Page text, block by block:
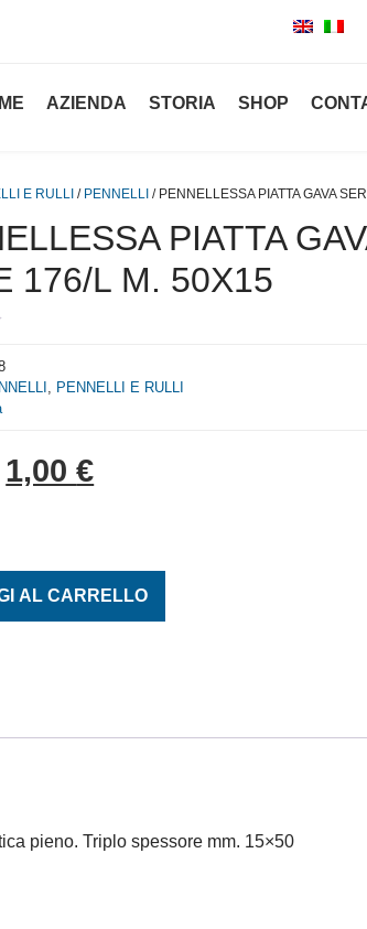
AZIENDA STORIA SHOP
E RULLI / PENNELLI / PENNELLESSA PIATTA GAVA
PIATTA
176/L M. 50X15
, PENNELLI E RULLI
Il prezzo originale era:
1,00€Il prezzo attuale è:
AL CARRELLO
pieno. Triplo spessore mm. 15×50